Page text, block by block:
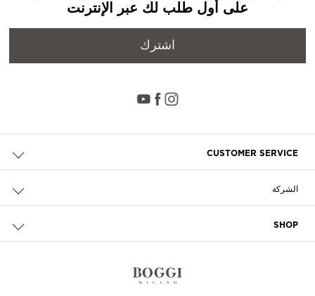
على أول طلب لك عبر الإنترنت
اشترك
CUSTOMER SERVICE
الدفع
إرجاع مجاني
الشركة
SHOP